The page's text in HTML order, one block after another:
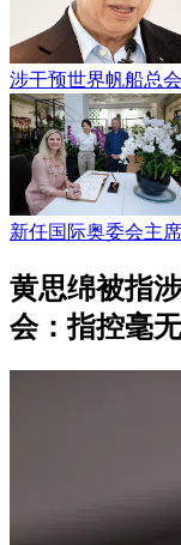
涉干预世界帆船总
新任国际奥委会主
黄思绵被指
会：指控毫